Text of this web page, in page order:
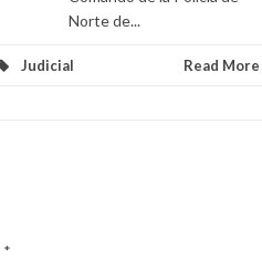
Norte de...
Judicial Read More
*